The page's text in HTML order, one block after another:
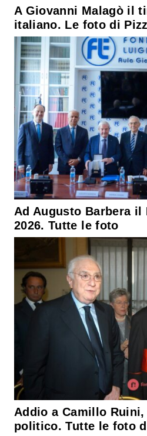
A Giovanni Malagò il
italiano. Le foto di
Ad Augusto Barbera il
2026. Tutte le foto
Addio a Camillo
politico. Tutte le foto